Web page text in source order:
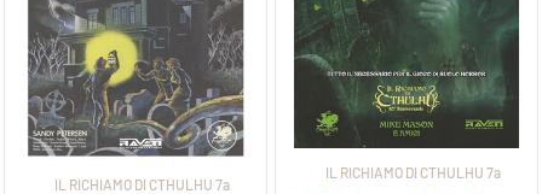
IL RICHIAMO DI CTHULHU 7a
IL RICHIAMO DI CTHULHU 7a